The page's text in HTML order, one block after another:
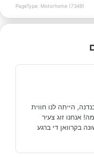
PageType: Motorhome (7349)